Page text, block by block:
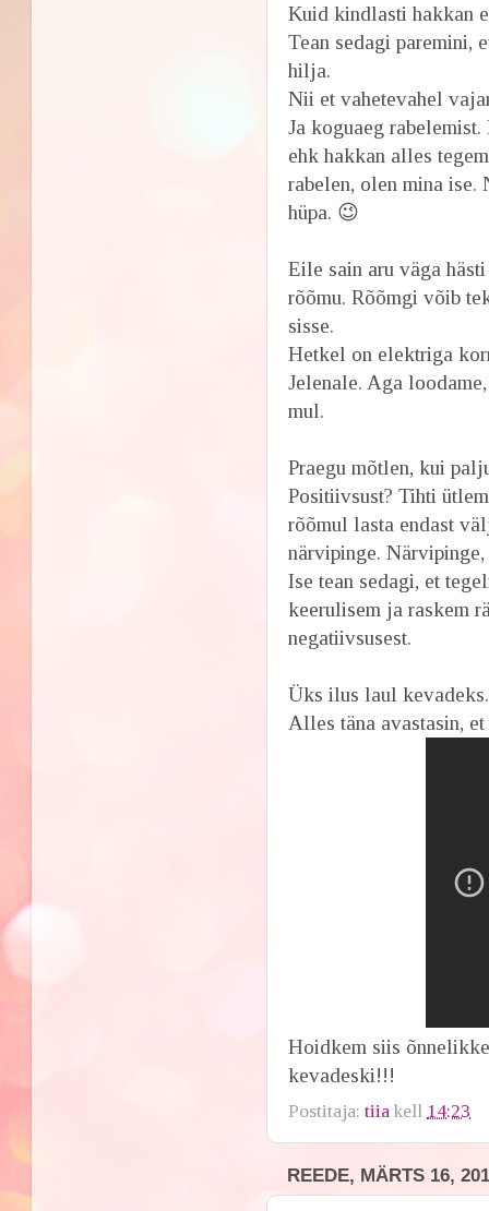
Kuid kindlasti hakkan
Tean sedagi paremini,
hilja.
Nii et vahetevahel
Ja koguaeg
ehk hakkan alles
rabelen, olen mina
hüpa. 😉
Eile sain aru väga
rõõmu. Rõõmgi võib
sisse.
Hetkel on elektriga
Jelenale. Aga
mul.
Praegu mõtlen, kui
Positiivsust? Tihti
rõõmul lasta endast
närvipinge.
Ise tean sedagi, et
keerulisem ja raskem
negatiivsusest.
Üks ilus laul
Alles täna avastasin,
Hoidkem siis
kevadeski!!!
Postitaja:tiia kell 14:23
REEDE, MÄRTS 16,